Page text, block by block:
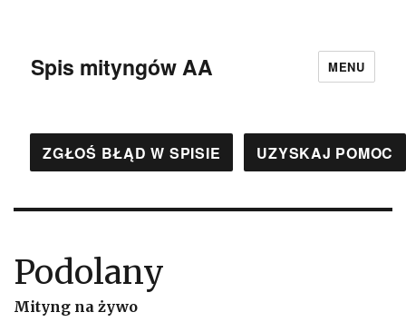
Spis mityngów AA MENU
ZGŁOŚ BŁĄD W SPISIE UZYSKAJ POMOC
Podolany
Mityng na żywo